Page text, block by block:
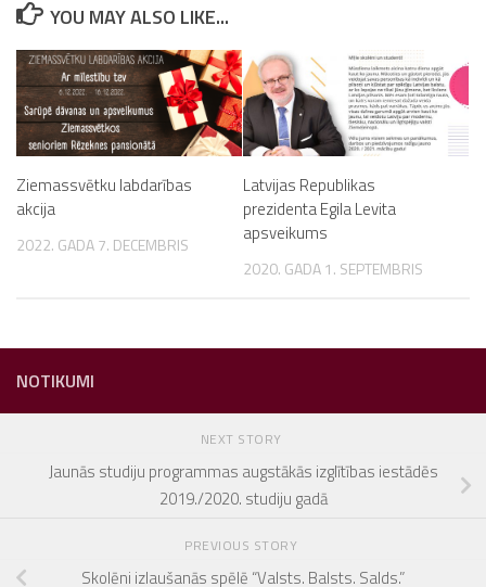
YOU MAY ALSO LIKE...
Ziemassvētku labdarības
akcija
2022. GADA 7. DECEMBRIS
Latvijas Republikas
prezidenta Egila Levita
apsveikums
2020. GADA 1. SEPTEMBRIS
NOTIKUMI
NEXT STORY
Jaunās studiju programmas augstākās izglītības iestādēs
2019./2020. studiju gadā
PREVIOUS STORY
Skolēni izlaušanās spēlē “Valsts. Balsts. Salds.”